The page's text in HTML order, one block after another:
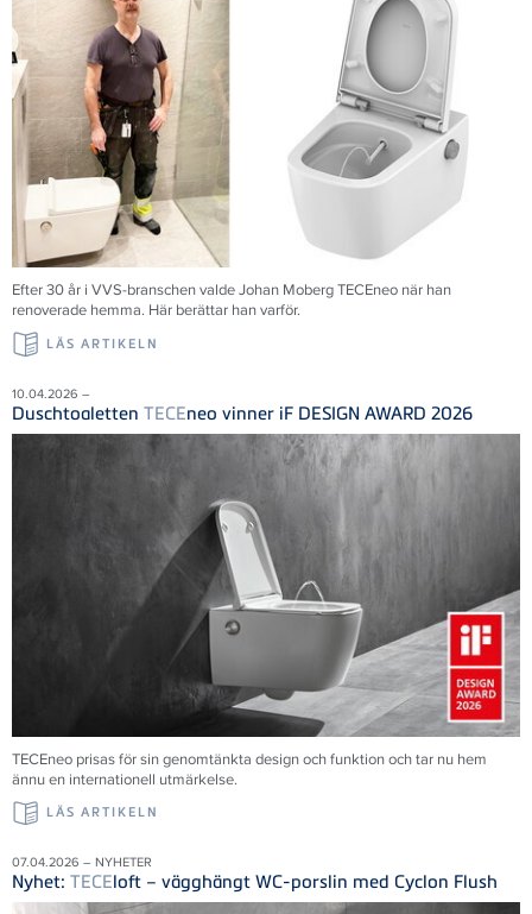
Efter 30 år i VVS-branschen valde Johan Moberg TECEneo när han
renoverade hemma. Här berättar han varför.
LÄS ARTIKELN
10.04.2026 –
Duschtoaletten TECEneo vinner iF DESIGN AWARD 2026
TECEneo prisas för sin genomtänkta design och funktion och tar nu hem
ännu en internationell utmärkelse.
LÄS ARTIKELN
07.04.2026 – NYHETER
Nyhet: TECEloft – vägghängt WC-porslin med Cyclon Flush